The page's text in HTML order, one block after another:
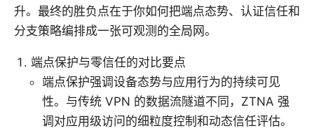
升。最终的胜负点在于你如何把端点态势、认证信任和
分支策略编排成一张可观测的全局网。
端点保护与零信任的对比要点
端点保护强调设备态势与应用行为的持续可见
性。与传统 VPN 的数据流隧道不同，ZTNA 强
调对应用级访问的细粒度控制和动态信任评估。